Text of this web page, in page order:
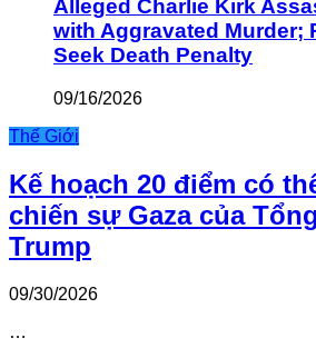
Alleged Charlie Kirk
with Aggravated Murder;
Seek Death Penalty
09/16/2026
Thế Giới
Kế hoạch 20 điểm có
chiến sự Gaza của
Trump
09/30/2026
…